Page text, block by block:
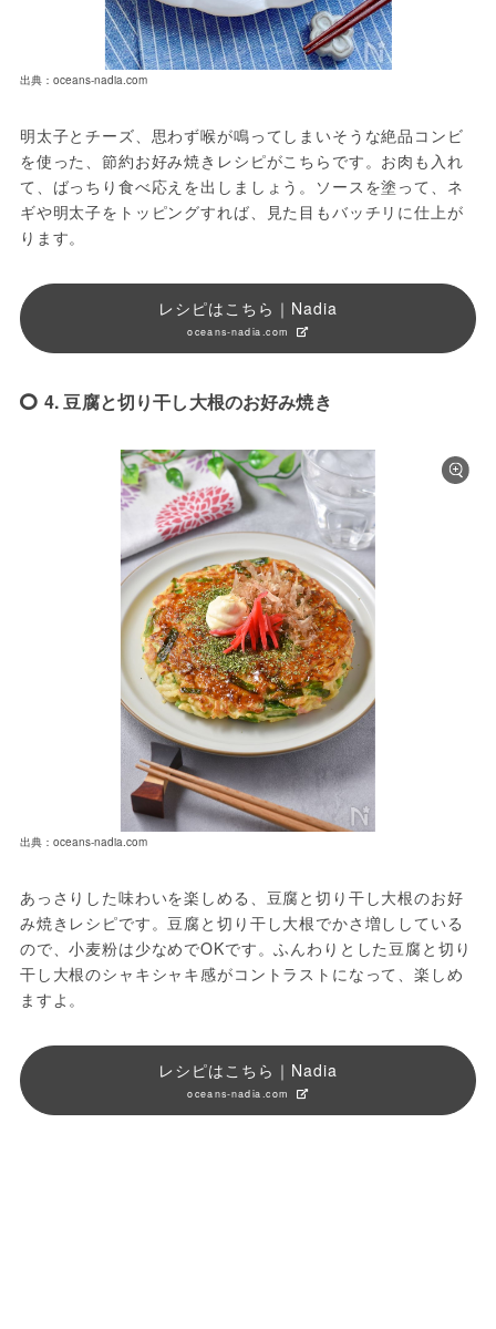
出典：oceans-nadia.com
明太子とチーズ、思わず喉が鳴ってしまいそうな絶品コンビ
を使った、節約お好み焼きレシピがこちらです。お肉も入れ
て、ばっちり食べ応えを出しましょう。ソースを塗って、ネ
ギや明太子をトッピングすれば、見た目もバッチリに仕上が
ります。
レシピはこちら｜Nadia
oceans-nadia.com
4. 豆腐と切り干し大根のお好み焼き
出典：oceans-nadia.com
あっさりした味わいを楽しめる、豆腐と切り干し大根のお好
み焼きレシピです。豆腐と切り干し大根でかさ増ししている
ので、小麦粉は少なめでOKです。ふんわりとした豆腐と切り
干し大根のシャキシャキ感がコントラストになって、楽しめ
ますよ。
レシピはこちら｜Nadia
oceans-nadia.com